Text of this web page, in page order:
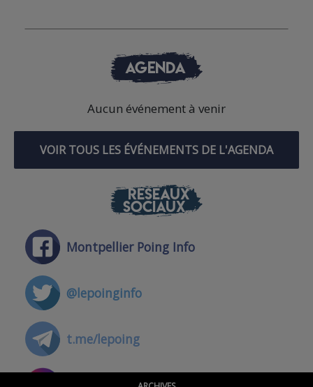
AGENDA
Aucun événement à venir
VOIR TOUS LES ÉVÉNEMENTS DE L'AGENDA
RÉSEAUX
SOCIAUX
Montpellier Poing Info
@lepoinginfo
t.me/lepoing